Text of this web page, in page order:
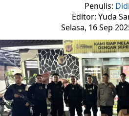
Penulis:
Editor: Yuda
Selasa, 16 Sep